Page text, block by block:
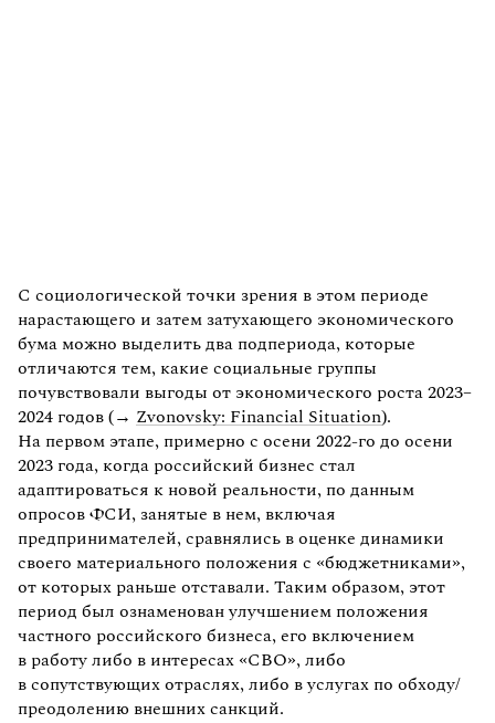
С социологической точки зрения в этом периоде
нарастающего и затем затухающего экономического
бума можно выделить два подпериода, которые
отличаются тем, какие социальные группы
почувствовали выгоды от экономического роста 2023–
2024 годов (→ Zvonovsky: Financial Situation).
На первом этапе, примерно с осени 2022-го до осени
2023 года, когда российский бизнес стал
адаптироваться к новой реальности, по данным
опросов ФСИ, занятые в нем, включая
предпринимателей, сравнялись в оценке динамики
своего материального положения с «бюджетниками»,
от которых раньше отставали. Таким образом, этот
период был ознаменован улучшением положения
частного российского бизнеса, его включением
в работу либо в интересах «СВО», либо
в сопутствующих отраслях, либо в услугах по обходу/
преодолению внешних санкций.